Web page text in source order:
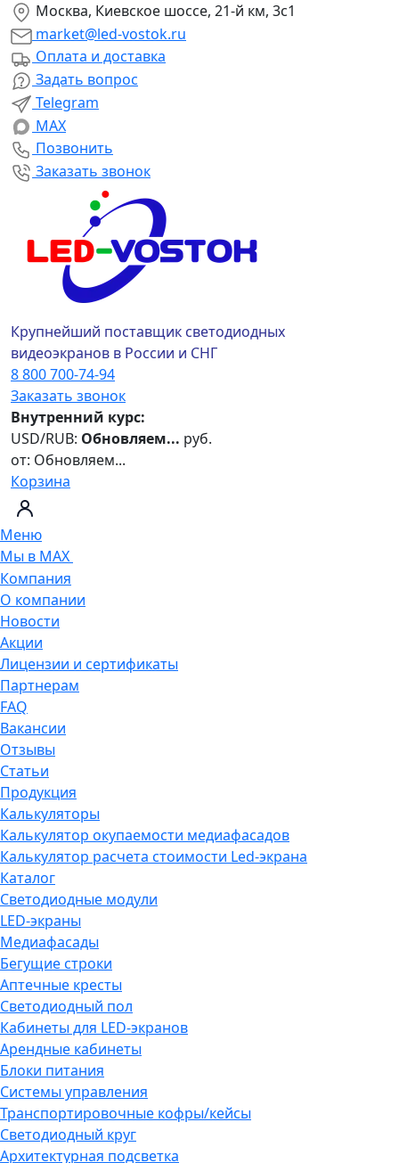
Москва, Киевское шоссе, 21-й км, 3с1
market@led-vostok.ru
Оплата и доставка
Задать вопрос
Telegram
MAX
Позвонить
Заказать звонок
Крупнейший поставщик светодиодных
видеоэкранов в России и СНГ
8 800 700-74-94
Заказать звонок
Внутренний курс:
USD/RUB: Обновляем... руб.
от: Обновляем...
Корзина
Меню
Мы в MAX
Компания
О компании
Новости
Акции
Лицензии и сертификаты
Партнерам
FAQ
Вакансии
Отзывы
Статьи
Продукция
Калькуляторы
Калькулятор окупаемости медиафасадов
Калькулятор расчета стоимости Led-экрана
Каталог
Светодиодные модули
LED-экраны
Медиафасады
Бегущие строки
Аптечные кресты
Светодиодный пол
Кабинеты для LED-экранов
Арендные кабинеты
Блоки питания
Системы управления
Транспортировочные кофры/кейсы
Светодиодный круг
Архитектурная подсветка